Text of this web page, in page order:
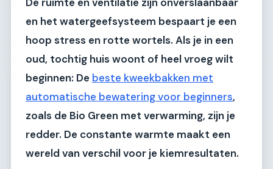
en het watergeefsysteem bespaart je een
hoop stress en rotte wortels. Als je in een
oud, tochtig huis woont of heel vroeg wilt
beginnen: De beste kweekbakken met
automatische bewatering voor beginners,
zoals de Bio Green met verwarming, zijn je
redder. De constante warmte maakt een
wereld van verschil voor je kiemresultaten.